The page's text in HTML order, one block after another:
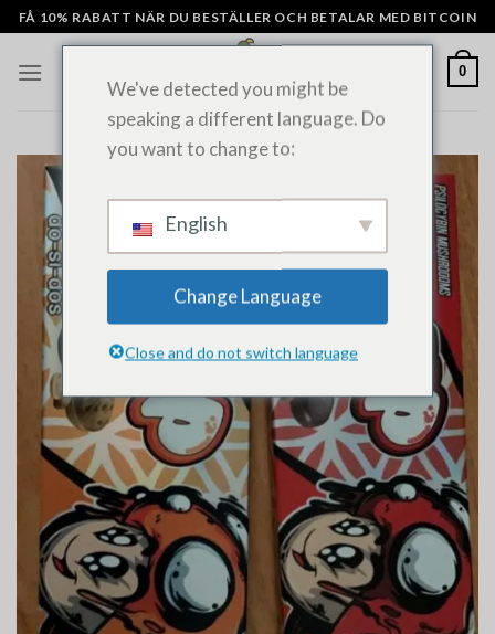
Hoppa
till
innehåll
FÅ 10% RABATT NÄR DU BESTÄLLER OCH BETALAR MED BITCOIN
0
We've detected you might be
speaking a different language. Do
you want to change to:
English
Change Language
Close and do not switch language